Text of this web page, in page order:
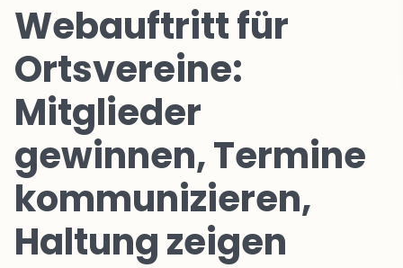
Webauftritt für
Ortsvereine:
Mitglieder
gewinnen, Termine
kommunizieren,
Haltung zeigen